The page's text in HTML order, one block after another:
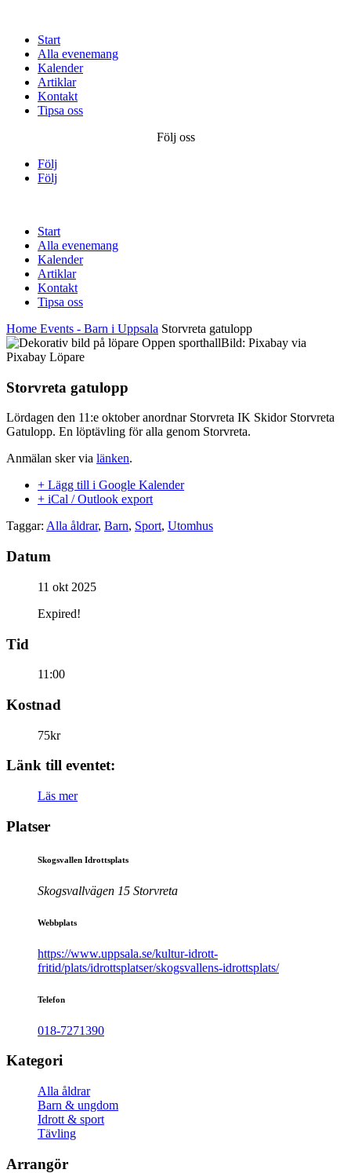
Start
Alla evenemang
Kalender
Artiklar
Kontakt
Tipsa oss
Följ oss
Följ
Följ
Start
Alla evenemang
Kalender
Artiklar
Kontakt
Tipsa oss
Home Events - Barn i Uppsala Storvreta gatulopp
Bild: Pixabay via
Pixabay Löpare
Storvreta gatulopp
Lördagen den 11:e oktober anordnar Storvreta IK Skidor Storvreta
Gatulopp. En löptävling för alla genom Storvreta.
Anmälan sker via länken.
+ Lägg till i Google Kalender
+ iCal / Outlook export
Taggar: Alla åldrar, Barn, Sport, Utomhus
Datum
11 okt 2025
Expired!
Tid
11:00
Kostnad
75kr
Länk till eventet:
Läs mer
Platser
Skogsvallen Idrottsplats
Skogsvallvägen 15 Storvreta
Webbplats
https://www.uppsala.se/kultur-idrott-
fritid/plats/idrottsplatser/skogsvallens-idrottsplats/
Telefon
018-7271390
Kategori
Alla åldrar
Barn & ungdom
Idrott & sport
Tävling
Arrangör